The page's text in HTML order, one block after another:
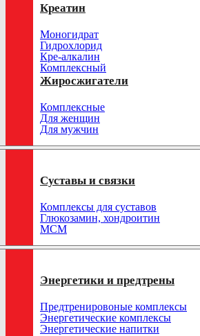
Креатин
Моногидрат
Гидрохлорид
Кре-алкалин
Комплексный
Жиросжигатели
Комплексные
Для женщин
Для мужчин
Суставы и связки
Комплексы для суставов
Глюкозамин, хондроитин
МСМ
Энергетики и предтрены
Предтренировоные комплексы
Энергетические комплексы
Энергетические напитки